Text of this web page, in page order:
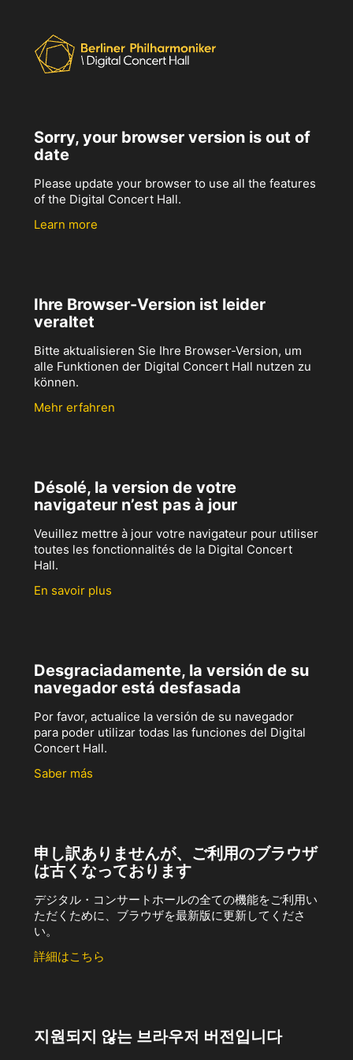
Sorry, your browser version is out of
date
Please update your browser to use all the features
of the Digital Concert Hall.
Learn more
Ihre Browser-Version ist leider
veraltet
Bitte aktualisieren Sie Ihre Browser-Version, um
alle Funktionen der Digital Concert Hall nutzen zu
können.
Mehr erfahren
Désolé, la version de votre
navigateur n’est pas à jour
Veuillez mettre à jour votre navigateur pour utiliser
toutes les fonctionnalités de la Digital Concert
Hall.
En savoir plus
Desgraciadamente, la versión de su
navegador está desfasada
Por favor, actualice la versión de su navegador
para poder utilizar todas las funciones del Digital
Concert Hall.
Saber más
申し訳ありませんが、ご利用のブラウザ
は古くなっております
デジタル・コンサートホールの全ての機能をご利用い
ただくために、ブラウザを最新版に更新してくださ
い。
詳細はこちら
지원되지 않는 브라우저 버전입니다